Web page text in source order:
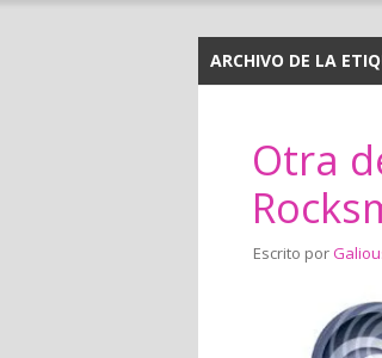
ARCHIVO DE LA
Otra
Escrito por